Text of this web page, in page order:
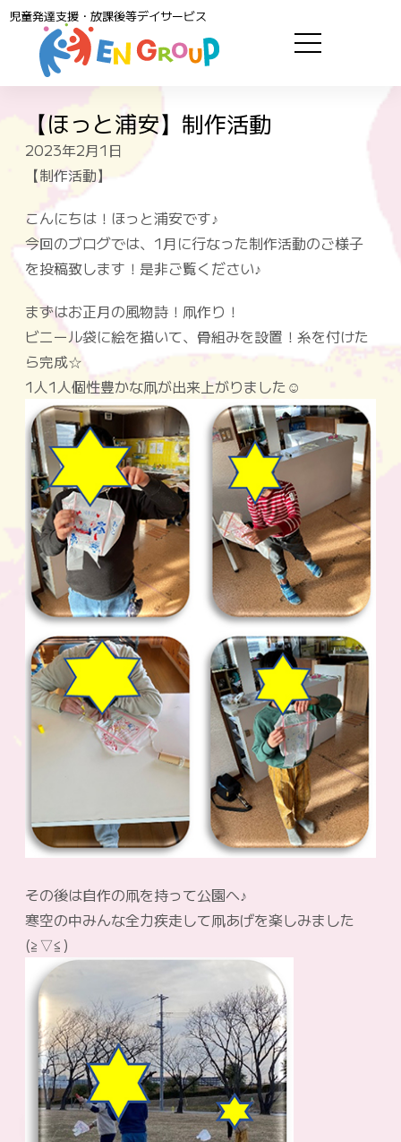
児童発達支援・放課後等デイサービス
【ほっと浦安】制作活動
2023年2月1日
【制作活動】
こんにちは！ほっと浦安です♪
今回のブログでは、1月に行なった制作活動のご様子
を投稿致します！是非ご覧ください♪
まずはお正月の風物詩！凧作り！
ビニール袋に絵を描いて、骨組みを設置！糸を付けた
ら完成☆
1人1人個性豊かな凧が出来上がりました☺
その後は自作の凧を持って公園へ♪
寒空の中みんな全力疾走して凧あげを楽しみました
(≧▽≦)